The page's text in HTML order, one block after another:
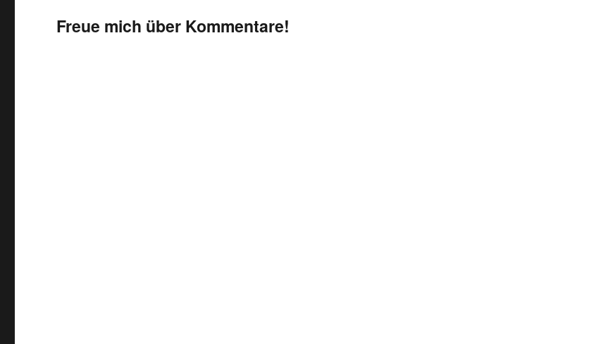
Freue mich über Kommentare!